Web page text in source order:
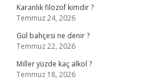
Karanlık filozof kimdir ?
Temmuz 24, 2026
Gül bahçesi ne denir ?
Temmuz 22, 2026
Miller yüzde kaç alkol ?
Temmuz 18, 2026